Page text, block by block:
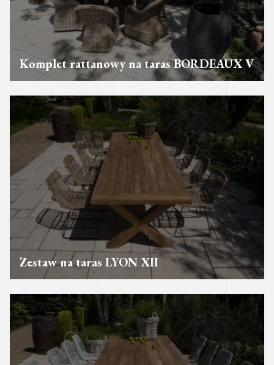
Komplet rattanowy na taras BORDEAUX V
Zestaw na taras LYON XII